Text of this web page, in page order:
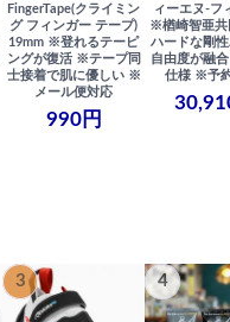
FingerTape(クライミン
グ フィンガー テープ)
19mm ※登れるテーピ
ングが復活 ※テープ同
士接着で肌に優しい ※
メール便対応
990円
ィーエヌ-フ
※楢崎智亜
ハードな剛
自由度が融
仕様 ※予
3 4